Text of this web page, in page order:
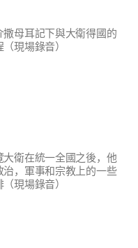
撒母耳記下與大衛得國的
（現場錄音）
大衛在統一全國之後，他
治，軍事和宗教上的一些
（現場錄音）